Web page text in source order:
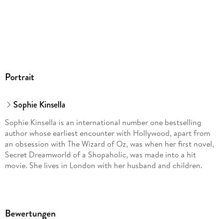
Portrait
Sophie Kinsella
Sophie Kinsella is an international number one bestselling
author whose earliest encounter with Hollywood, apart from
an obsession with The Wizard of Oz, was when her first novel,
Secret Dreamworld of a Shopaholic, was made into a hit
movie. She lives in London with her husband and children.
Bewertungen